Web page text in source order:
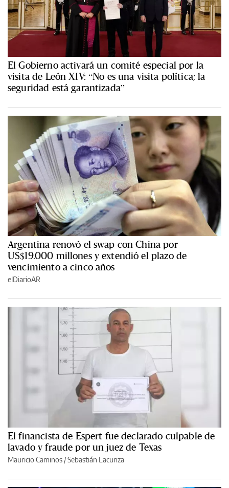
El Gobierno activará un comité especial por la
visita de León XIV: “No es una visita política; la
seguridad está garantizada”
Argentina renovó el swap con China por
US$19.000 millones y extendió el plazo de
vencimiento a cinco años
elDiarioAR
El financista de Espert fue declarado culpable de
lavado y fraude por un juez de Texas
Mauricio Caminos /Sebastián Lacunza